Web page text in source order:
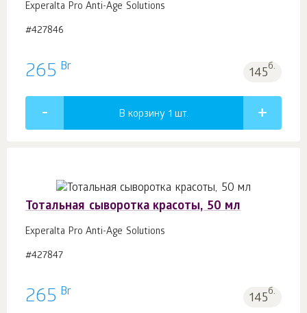
Experalta Pro Anti-Age Solutions
#427846
265 Br 145б.
В корзину 1 шт.
Тотальная сыворотка красоты, 50 мл
Experalta Pro Anti-Age Solutions
#427847
265 Br 145б.